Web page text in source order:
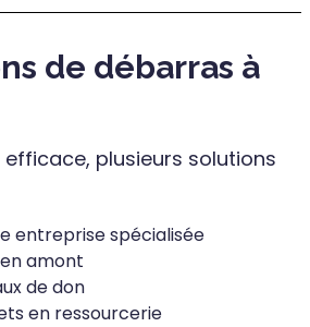
de débarras à
plusieurs solutions
entreprise spécialisée
amont
de don
en ressourcerie